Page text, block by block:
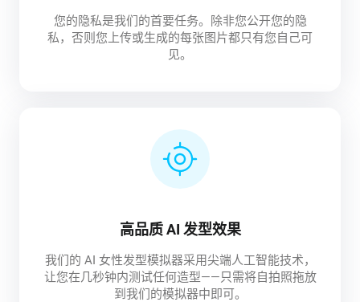
您的隐私是我们的首要任务。除非您公开您的隐
私，否则您上传或生成的每张图片都只有您自己可
见。
高品质 AI 发型效果
我们的 AI 女性发型模拟器采用尖端人工智能技术，
让您在几秒钟内测试任何造型——只需将自拍照拖放
到我们的模拟器中即可。